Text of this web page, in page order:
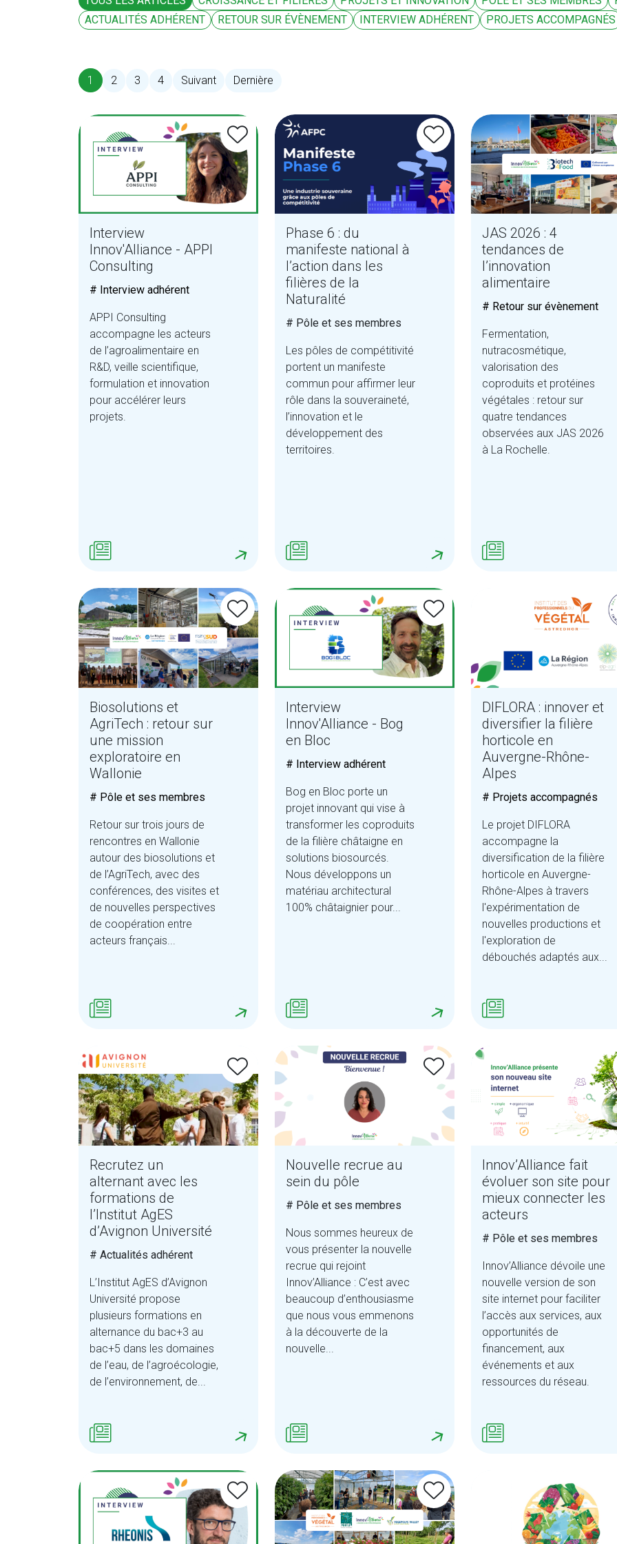
ACTUALITÉS ADHÉRENT
RETOUR SUR ÉVÈNEMENT INTERVIEW ADHÉRENT PROJETS ACCOMPAGNÉS
1
(current)
2 3 4 Suivant Dernière
Interview
Innov'Alliance - APPI
Consulting
# Interview adhérent
APPI Consulting
accompagne les acteurs
de l’agroalimentaire en
R&D, veille scientifique,
formulation et innovation
pour accélérer leurs
projets.
Phase 6 : du
manifeste national à
l’action dans les
filières de la
Naturalité
# Pôle et ses membres
Les pôles de compétitivité
portent un manifeste
commun pour affirmer leur
rôle dans la souveraineté,
l’innovation et le
développement des
territoires.
JAS 2026 : 4
tendances de
l’innovation
alimentaire
# Retour sur évènement
Fermentation,
nutracosmétique,
valorisation des
coproduits et protéines
végétales : retour sur
quatre tendances
observées aux JAS 2026
à La Rochelle.
Biosolutions et
AgriTech : retour sur
une mission
exploratoire en
Wallonie
# Pôle et ses membres
Retour sur trois jours de
rencontres en Wallonie
autour des biosolutions et
de l’AgriTech, avec des
conférences, des visites et
de nouvelles perspectives
de coopération entre
acteurs français...
Interview
Innov'Alliance - Bog
en Bloc
# Interview adhérent
Bog en Bloc porte un
projet innovant qui vise à
transformer les coproduits
de la filière châtaigne en
solutions biosourcés.
Nous développons un
matériau architectural
100% châtaignier pour...
DIFLORA : innover et
diversifier la filière
horticole en
Auvergne-Rhône-
Alpes
# Projets accompagnés
Le projet DIFLORA
accompagne la
diversification de la filière
horticole en Auvergne-
Rhône-Alpes à travers
l'expérimentation de
nouvelles productions et
l'exploration de
débouchés adaptés aux...
Recrutez un
alternant avec les
formations de
l’Institut AgES
d’Avignon Université
# Actualités adhérent
L’Institut AgES d’Avignon
Université propose
plusieurs formations en
alternance du bac+3 au
bac+5 dans les domaines
de l’eau, de l’agroécologie,
de l’environnement, de...
Nouvelle recrue au
sein du pôle
# Pôle et ses membres
Nous sommes heureux de
vous présenter la nouvelle
recrue qui rejoint
Innov’Alliance : C’est avec
beaucoup d’enthousiasme
que nous vous emmenons
à la découverte de la
nouvelle...
Innov’Alliance fait
évoluer son site pour
mieux connecter les
acteurs
# Pôle et ses membres
Innov’Alliance dévoile une
nouvelle version de son
site internet pour faciliter
l’accès aux services, aux
opportunités de
financement, aux
événements et aux
ressources du réseau.